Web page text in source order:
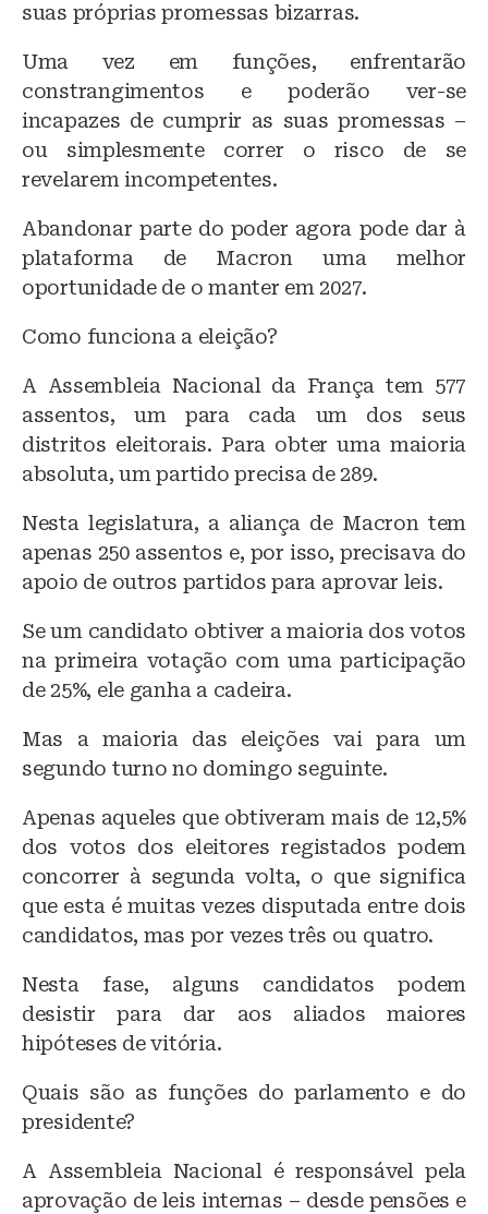
suas próprias promessas bizarras.
Uma vez em funções, enfrentarão
constrangimentos e poderão ver-se
incapazes de cumprir as suas promessas –
ou simplesmente correr o risco de se
revelarem incompetentes.
Abandonar parte do poder agora pode dar à
plataforma de Macron uma melhor
oportunidade de o manter em 2027.
Como funciona a eleição?
A Assembleia Nacional da França tem 577
assentos, um para cada um dos seus
distritos eleitorais. Para obter uma maioria
absoluta, um partido precisa de 289.
Nesta legislatura, a aliança de Macron tem
apenas 250 assentos e, por isso, precisava do
apoio de outros partidos para aprovar leis.
Se um candidato obtiver a maioria dos votos
na primeira votação com uma participação
de 25%, ele ganha a cadeira.
Mas a maioria das eleições vai para um
segundo turno no domingo seguinte.
Apenas aqueles que obtiveram mais de 12,5%
dos votos dos eleitores registados podem
concorrer à segunda volta, o que significa
que esta é muitas vezes disputada entre dois
candidatos, mas por vezes três ou quatro.
Nesta fase, alguns candidatos podem
desistir para dar aos aliados maiores
hipóteses de vitória.
Quais são as funções do parlamento e do
presidente?
A Assembleia Nacional é responsável pela
aprovação de leis internas – desde pensões e